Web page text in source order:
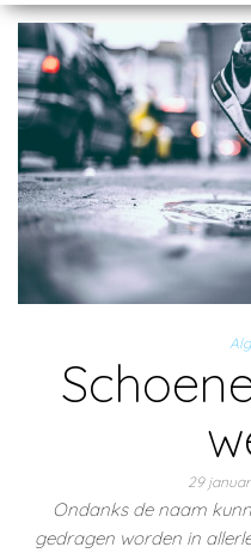
29
Ondanks de naam
gedragen worden in